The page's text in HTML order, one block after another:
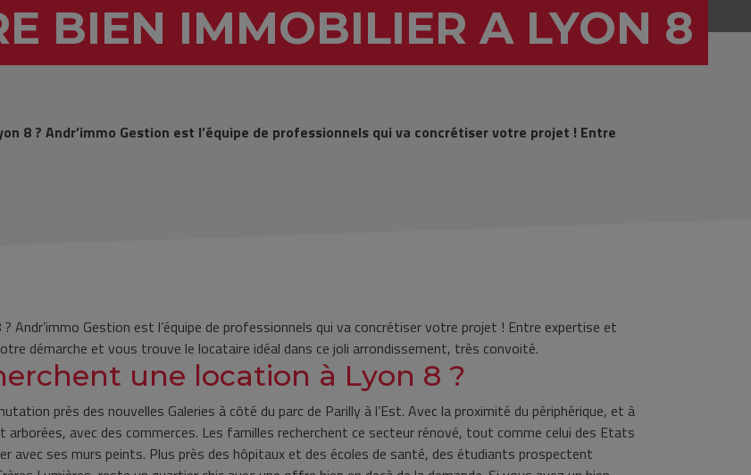
BIEN IMMOBILIER A LYON 8
8 ? Andr’immo Gestion est l’équipe de professionnels qui va concrétiser votre projet ! Entre
Andr’immo Gestion est l’équipe de professionnels qui va concrétiser votre projet ! Entre expertise et
démarche et vous trouve le locataire idéal dans ce joli arrondissement, très convoité.
une location à Lyon 8 ?
près des nouvelles Galeries à côté du parc de Parilly à l’Est. Avec la proximité du périphérique, et à
avec des commerces. Les familles recherchent ce secteur rénové, tout comme celui des Etats
avec ses murs peints. Plus près des hôpitaux et des écoles de santé, des étudiants prospectent